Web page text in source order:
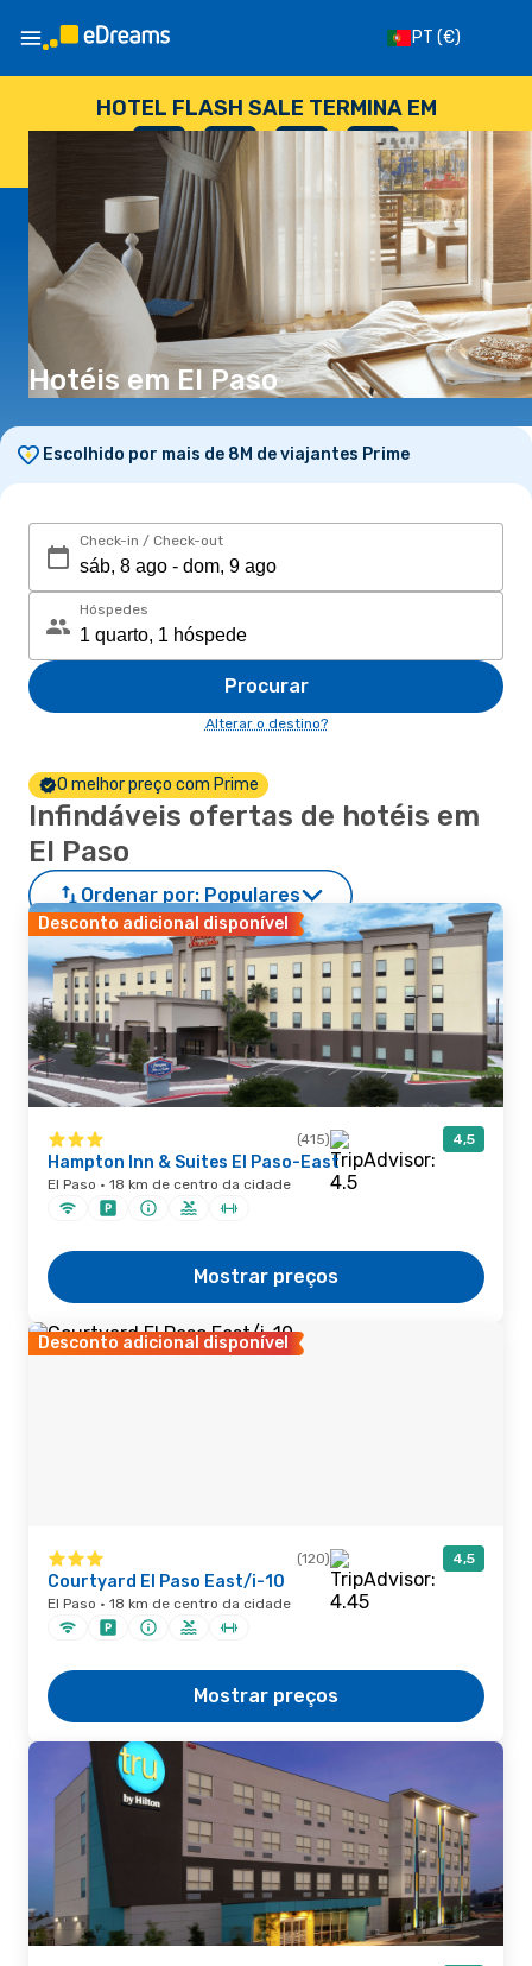
PT (€)
HOTEL FLASH SALE TERMINA EM
--
DIAS
: --
HORAS
: --
SEGUNDOS
Hotéis em El Paso
Escolhido por mais de 8M de viajantes Prime
Check-in / Check-out
Hóspedes
Procurar
Alterar o destino?
O melhor preço com Prime
Infindáveis ofertas de hotéis em
El Paso
Ordenar por: Populares
Desconto adicional disponível
(415) 4,5
Hampton Inn & Suites El Paso-East
El Paso · 18 km de centro da cidade
Mostrar preços
Desconto adicional disponível
(120) 4,5
Courtyard El Paso East/i-10
El Paso · 18 km de centro da cidade
Mostrar preços